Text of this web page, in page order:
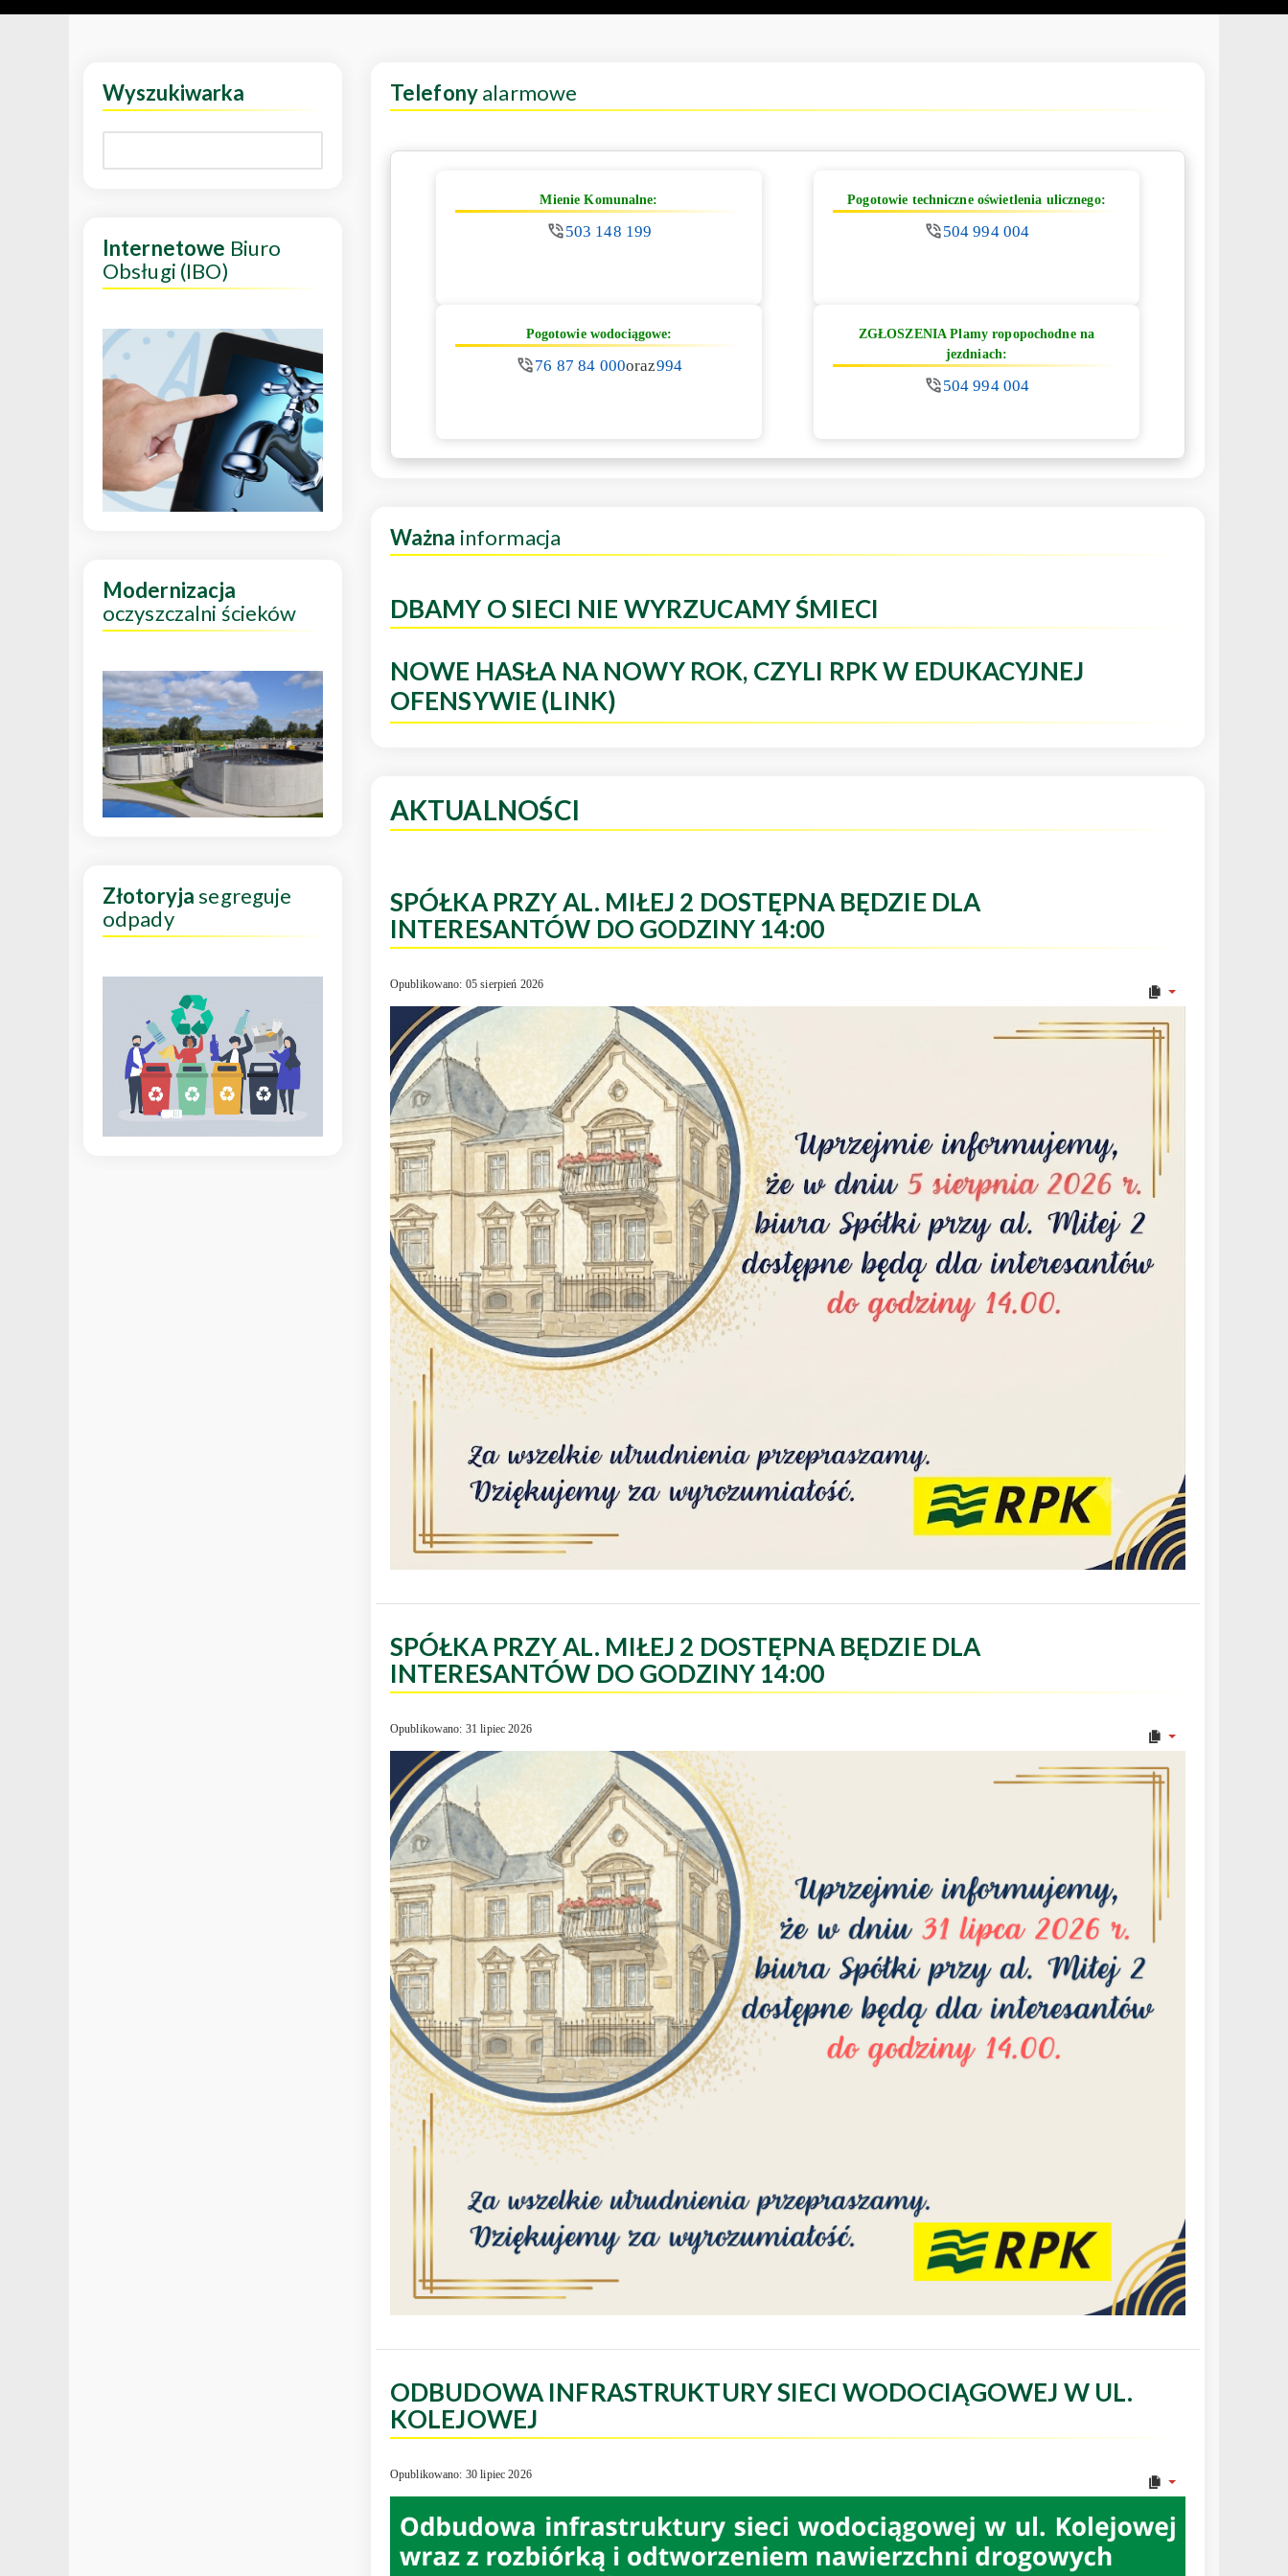
Telefonyalarmowe
Mienie Komunalne:
503 148 199
Pogotowie techniczne oświetlenia ulicznego:
504 994 004
Pogotowie wodociągowe:
76 87 84 000oraz994
ZGŁOSZENIA Plamy ropopochodne na
jezdniach:
504 994 004
Ważna informacja
DBAMY O SIECI NIE WYRZUCAMY ŚMIECI
NOWE HASŁA NA NOWY ROK, CZYLI RPK W EDUKACYJNEJ
OFENSYWIE (LINK)
AKTUALNOŚCI
SPÓŁKA PRZY AL. MIŁEJ 2 DOSTĘPNA BĘDZIE DLA
INTERESANTÓW DO GODZINY 14:00
Opublikowano: 05 sierpień 2026
SPÓŁKA PRZY AL. MIŁEJ 2 DOSTĘPNA BĘDZIE DLA
INTERESANTÓW DO GODZINY 14:00
Opublikowano: 31 lipiec 2026
ODBUDOWA INFRASTRUKTURY SIECI WODOCIĄGOWEJ W UL.
KOLEJOWEJ
Opublikowano: 30 lipiec 2026
Wyszukiwarka
Internetowe Biuro
Obsługi (IBO)
Modernizacja
oczyszczalni ścieków
Złotoryjasegreguje
odpady